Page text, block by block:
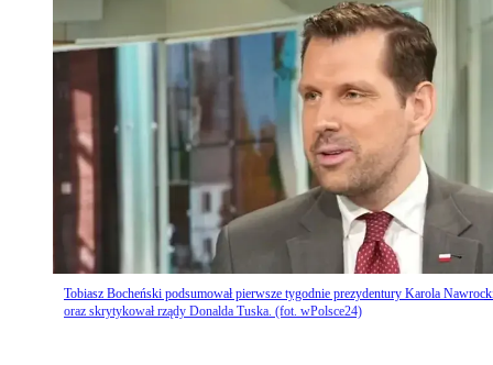
Tobiasz Bocheński podsumował pierwsze tygodnie prezydentury Karola
oraz skrytykował rządy Donalda Tuska. (fot. wPolsce24)